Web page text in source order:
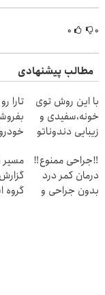
۰ ۰
مطالب پیشنهادی
با این روش توی
خونه،سفیدی و
زیبایی دندوناتو
(40%off)
تارا
‼️جراحی ممنوع‼️
درمان کمر درد
بدون جراحی و
مسیر
گروه